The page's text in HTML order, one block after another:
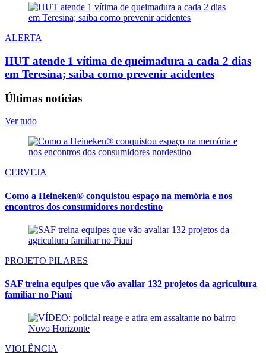
ALERTA
HUT atende 1 vítima de queimadura a cada 2 dias
em Teresina; saiba como prevenir acidentes
Últimas notícias
Ver tudo
CERVEJA
Como a Heineken® conquistou espaço na memória e nos
encontros dos consumidores nordestino
PROJETO PILARES
SAF treina equipes que vão avaliar 132 projetos da agricultura
familiar no Piauí
VIOLÊNCIA